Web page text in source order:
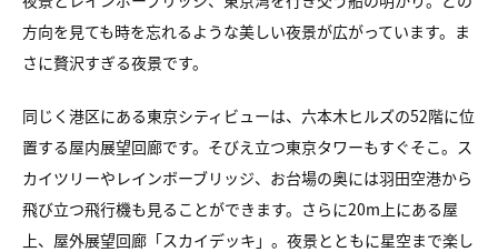
方向を見ても時を忘れるような美しい夜景が広がっています。ま
さに贅沢すぎる夜景です。
同じく港区にある東京シティビューは、六本木ヒルズの52階に位
置する屋内展望回廊です。そびえ立つ東京タワーもすぐそこ。ス
カイツリーやレインボーブリッジ、お台場の奥には羽田空港から
飛び立つ飛行機も見ることができます。さらに20m上にある屋
上、屋外展望回廊「スカイデッキ」。夜景とともに星空まで楽し